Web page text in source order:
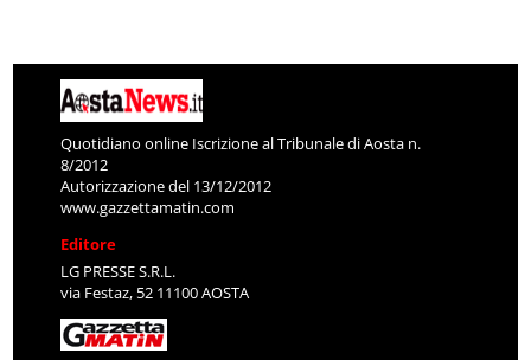
Quotidiano online Iscrizione al Tribunale di Aosta n.
8/2012
Autorizzazione del 13/12/2012
www.gazzettamatin.com
Editore
LG PRESSE S.R.L.
via Festaz, 52 11100 AOSTA